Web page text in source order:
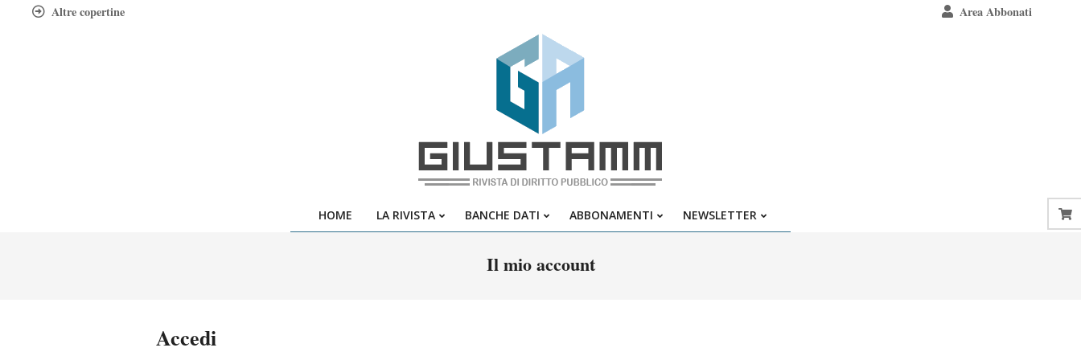
Altre copertine Area Abbonati
Giustamm
Primary
Menu
HOME LA RIVISTA BANCHE DATI ABBONAMENTI NEWSLETTER
Il mio account
Accedi